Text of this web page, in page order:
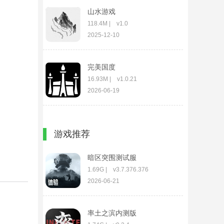
山水游戏
118.4M | v1.0
2025-12-10
完美国度
16.93M | v1.0.21
2026-06-19
422.86M | v1.1.0
游戏推荐
暗区突围测试服
1.69G | v3.7.376.376
2026-06-21
率土之滨内测版